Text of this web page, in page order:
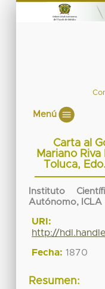
Menú
Carta al
Mariano Riva
Toluca,
Instituto
Autónomo, ICLA
URI:
http://
Fecha: 1870
Resumen: